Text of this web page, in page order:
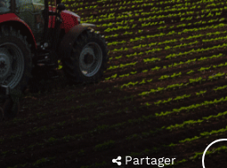
Partager